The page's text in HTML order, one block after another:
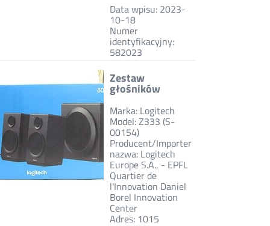
Data wpisu: 2023-
10-18
Numer
identyfikacyjny:
582023
Zestaw
głośników
Marka: Logitech
Model: Z333 (S-
00154)
Producent/Importer
nazwa: Logitech
Europe S.A., - EPFL
Quartier de
l'Innovation Daniel
Borel Innovation
Center
Adres: 1015